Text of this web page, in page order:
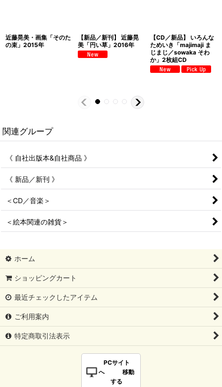
近藤晃美・画集「そのた
の束」2015年
【新品／新刊】 近藤晃
美「円い草」2016年
【CD／新品】 いろんな
ためいき「majimaji ま
じまじ／sowaka そわ
か」2枚組CD
関連グループ
《 自社出版本&自社商品 》
《 新品／新刊 》
＜CD／音楽＞
＜絵本関連の雑貨＞
ホーム
ショッピングカート
最近チェックしたアイテム
ご利用案内
特定商取引法表示
PCサイト
へ 移動
する